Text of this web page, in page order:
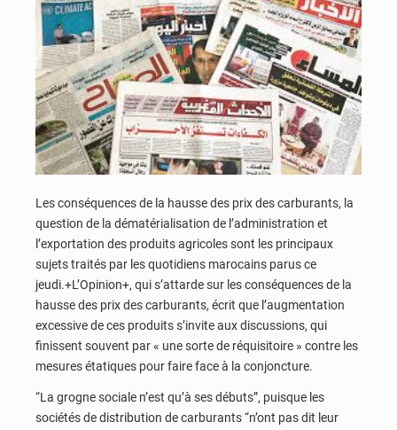
Les conséquences de la hausse des prix des carburants, la
question de la dématérialisation de l’administration et
l’exportation des produits agricoles sont les principaux
sujets traités par les quotidiens marocains parus ce
jeudi.+L’Opinion+, qui s’attarde sur les conséquences de la
hausse des prix des carburants, écrit que l’augmentation
excessive de ces produits s’invite aux discussions, qui
finissent souvent par « une sorte de réquisitoire » contre les
mesures étatiques pour faire face à la conjoncture.
“La grogne sociale n’est qu’à ses débuts”, puisque les
sociétés de distribution de carburants “n’ont pas dit leur